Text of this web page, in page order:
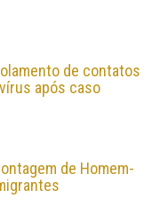
de contatos
após caso
de Homem-